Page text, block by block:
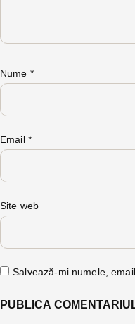
Nume *
Email *
Site web
Salvează-mi numele,